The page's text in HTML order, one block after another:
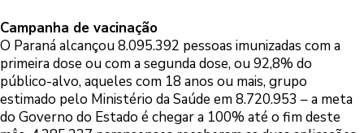
Campanha de vacinação
O Paraná alcançou 8.095.392 pessoas imunizadas com a
primeira dose ou com a segunda dose, ou 92,8% do
público-alvo, aqueles com 18 anos ou mais, grupo
estimado pelo Ministério da Saúde em 8.720.953 – a meta
do Governo do Estado é chegar a 100% até o fim deste